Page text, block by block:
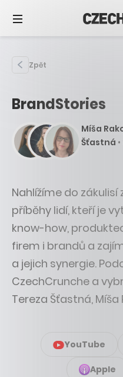
Zpět
BrandStories
Míša
Šťastná
Nahlížíme do
příběhy lidí, kteří je
know-how,
firem i brandů a
a jejich synergie.
CzechCrunche a
Tereza Šťastná, Míša
YouTube
Apple